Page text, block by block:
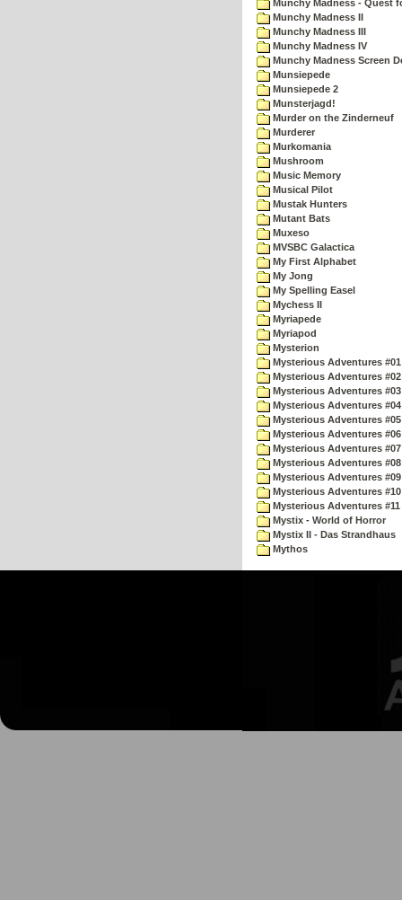
Munchy Madness - Quest
Munchy Madness II
Munchy Madness III
Munchy Madness IV
Munchy Madness Screen
Munsiepede
Munsiepede 2
Munsterjagd!
Murder on the Zinderneuf
Murderer
Murkomania
Mushroom
Music Memory
Musical Pilot
Mustak Hunters
Mutant Bats
Muxeso
MVSBC Galactica
My First Alphabet
My Jong
My Spelling Easel
Mychess II
Myriapede
Myriapod
Mysterion
Mysterious Adventures
Mysterious Adventures
Mysterious Adventures
Mysterious Adventures
Mysterious Adventures
Mysterious Adventures
Mysterious Adventures
Mysterious Adventures
Mysterious Adventures
Mysterious Adventures
Mysterious Adventures
Mystix - World of Horror
Mystix II - Das Strandhaus
Mythos